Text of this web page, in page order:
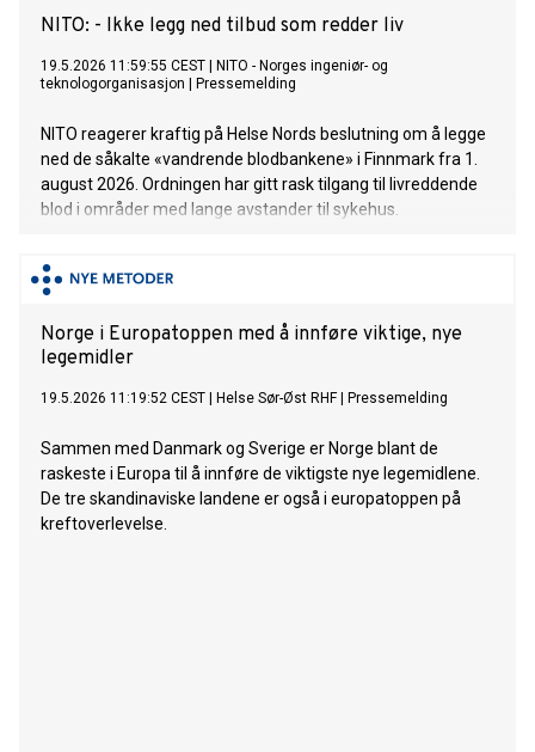
NITO: - Ikke legg ned tilbud som redder liv
19.5.2026 11:59:55 CEST
NITO - Norges ingeniør- og
teknologorganisasjon
Pressemelding
NITO reagerer kraftig på Helse Nords beslutning om å legge
ned de såkalte «vandrende blodbankene» i Finnmark fra 1.
august 2026. Ordningen har gitt rask tilgang til livreddende
blod i områder med lange avstander til sykehus.
Norge i Europatoppen med å innføre viktige, nye
legemidler
19.5.2026 11:19:52 CEST Helse Sør-Øst RHF| Pressemelding
Sammen med Danmark og Sverige er Norge blant de
raskeste i Europa til å innføre de viktigste nye legemidlene.
De tre skandinaviske landene er også i europatoppen på
kreftoverlevelse.